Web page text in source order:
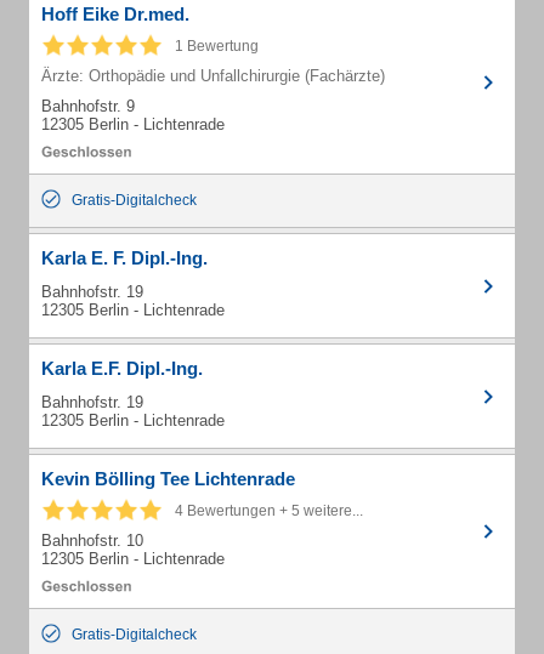
Hoff Eike Dr.med.
1 Bewertung
Ärzte: Orthopädie und Unfallchirurgie (Fachärzte)
Bahnhofstr. 9
12305 Berlin - Lichtenrade
Gratis-Digitalcheck
Karla E. F. Dipl.-Ing.
Bahnhofstr. 19
12305 Berlin - Lichtenrade
Karla E.F. Dipl.-Ing.
Bahnhofstr. 19
12305 Berlin - Lichtenrade
Kevin Bölling Tee Lichtenrade
4 Bewertungen + 5 weitere...
Bahnhofstr. 10
12305 Berlin - Lichtenrade
Gratis-Digitalcheck